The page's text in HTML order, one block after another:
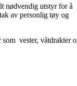
nødvendig utstyr for å
av personlig tøy og
som vester, våtdrakter